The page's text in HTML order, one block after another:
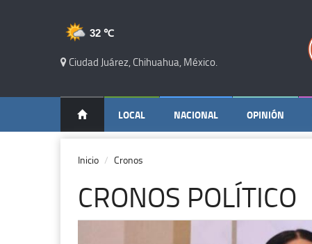
32 ℃
Ciudad Juárez, Chihuahua, México.
LOCAL NACIONAL OPINIÓN
Inicio Cronos
CRONOS POLÍTICO